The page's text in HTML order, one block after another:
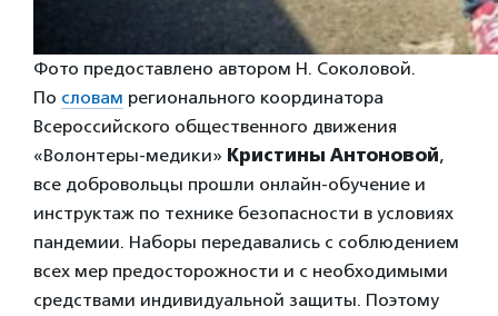
Фото предоставлено автором Н. Соколовой.
По словам регионального координатора
Всероссийского общественного движения
«Волонтеры-медики» Кристины Антоновой,
все добровольцы прошли онлайн-обучение и
инструктаж по технике безопасности в условиях
пандемии. Наборы передавались с соблюдением
всех мер предосторожности и с необходимыми
средствами индивидуальной защиты. Поэтому